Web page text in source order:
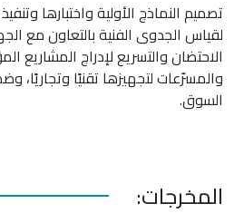
تصميم النماذج الأولية واختبارها
لقياس الجدوى الفنية بالتعاون مع
الاحتضان والتسريع لإدراج المشاريع
والمسرّعات لتجهيزها تقنيًا وتجاريًا،
السوق.
المخرجات: